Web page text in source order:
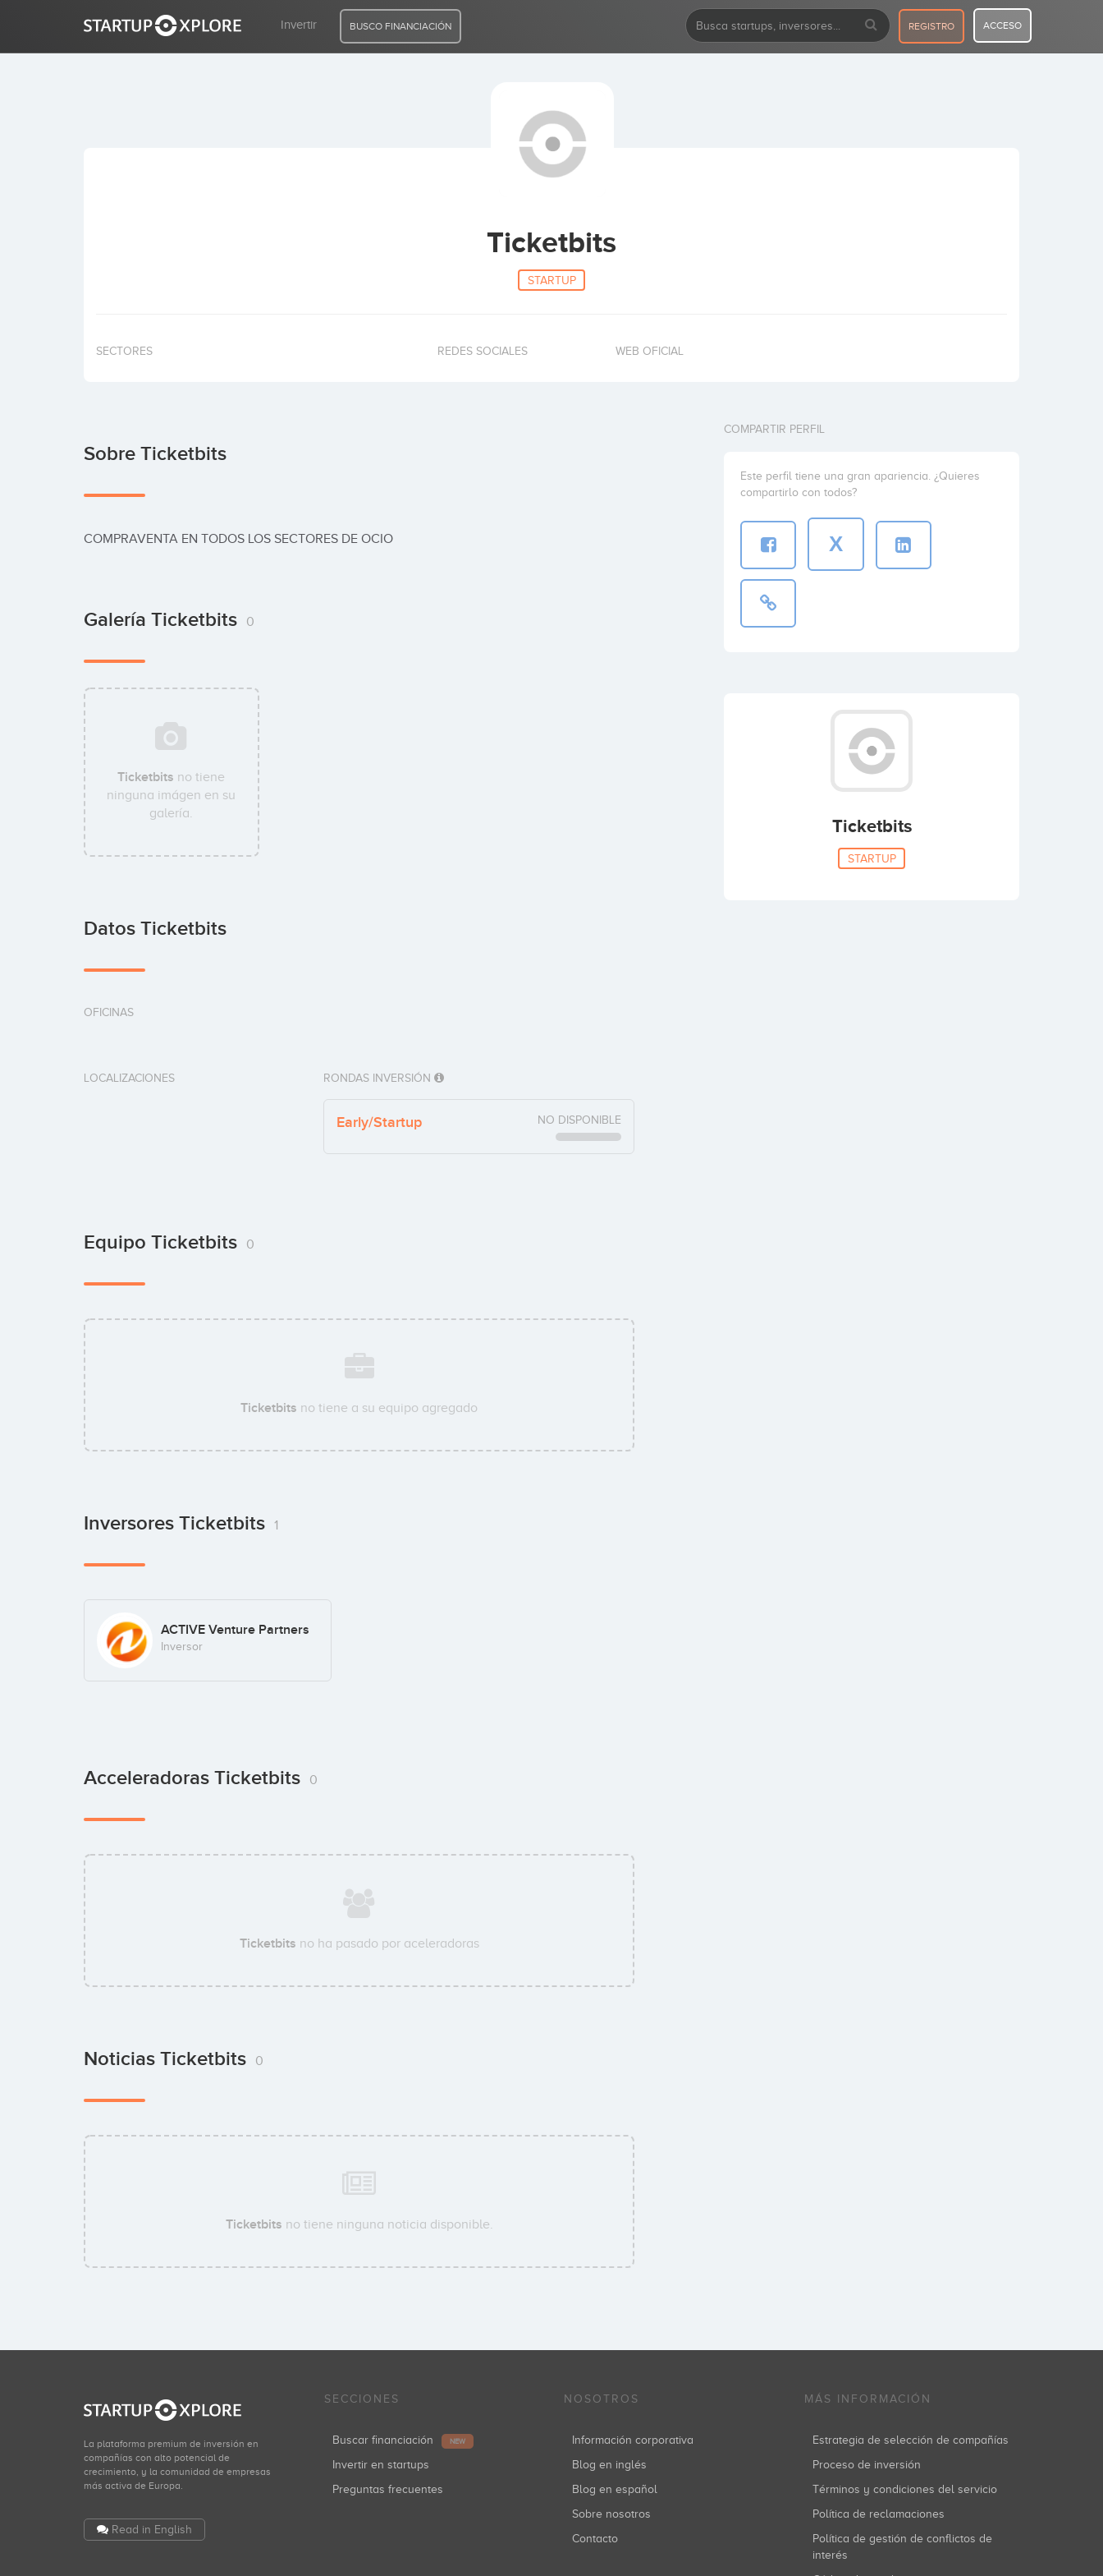
Invertir BUSCO FINANCIACIÓN REGISTRO ACCESO
Ticketbits
STARTUP
SECTORES REDES SOCIALES WEB OFICIAL
Sobre Ticketbits
COMPRAVENTA EN TODOS LOS SECTORES DE OCIO
Galería Ticketbits 0
Ticketbits no tiene
ninguna imágen en su
galería.
Datos Ticketbits
OFICINAS
LOCALIZACIONES RONDAS INVERSIÓN
Early/Startup NO DISPONIBLE
Equipo Ticketbits 0
Ticketbits no tiene a su equipo agregado
Inversores Ticketbits 1
ACTIVE Venture Partners
Inversor
Acceleradoras Ticketbits 0
Ticketbits no ha pasado por aceleradoras
Noticias Ticketbits 0
Ticketbits no tiene ninguna noticia disponible.
COMPARTIR PERFIL
Este perfil tiene una gran apariencia. ¿Quieres
compartirlo con todos?
X
Ticketbits
STARTUP
La plataforma premium de inversión en
compañías con alto potencial de
crecimiento, y la comunidad de empresas
más activa de Europa.
Read in English
SECCIONES
Buscar financiación NEW
Invertir en startups
Preguntas frecuentes
NOSOTROS
Información corporativa
Blog en inglés
Blog en español
Sobre nosotros
Contacto
MÁS INFORMACIÓN
Estrategia de selección de compañías
Proceso de inversión
Términos y condiciones del servicio
Política de reclamaciones
Política de gestión de conflictos de
interés